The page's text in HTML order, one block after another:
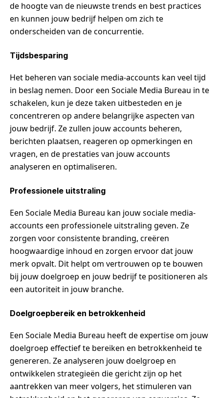
de hoogte van de nieuwste trends en best practices
en kunnen jouw bedrijf helpen om zich te
onderscheiden van de concurrentie.
Tijdsbesparing
Het beheren van sociale media-accounts kan veel tijd
in beslag nemen. Door een Sociale Media Bureau in te
schakelen, kun je deze taken uitbesteden en je
concentreren op andere belangrijke aspecten van
jouw bedrijf. Ze zullen jouw accounts beheren,
berichten plaatsen, reageren op opmerkingen en
vragen, en de prestaties van jouw accounts
analyseren en optimaliseren.
Professionele uitstraling
Een Sociale Media Bureau kan jouw sociale media-
accounts een professionele uitstraling geven. Ze
zorgen voor consistente branding, creëren
hoogwaardige inhoud en zorgen ervoor dat jouw
merk opvalt. Dit helpt om vertrouwen op te bouwen
bij jouw doelgroep en jouw bedrijf te positioneren als
een autoriteit in jouw branche.
Doelgroepbereik en betrokkenheid
Een Sociale Media Bureau heeft de expertise om jouw
doelgroep effectief te bereiken en betrokkenheid te
genereren. Ze analyseren jouw doelgroep en
ontwikkelen strategieën die gericht zijn op het
aantrekken van meer volgers, het stimuleren van